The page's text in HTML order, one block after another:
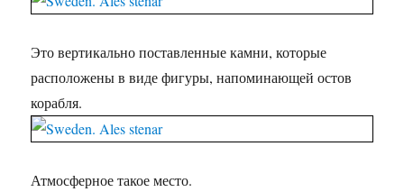
Это вертикально поставленные камни, которые
расположены в виде фигуры, напоминающей остов
корабля.
Атмосферное такое место.